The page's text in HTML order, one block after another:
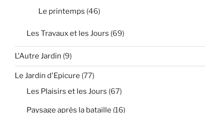
Le printemps (46)
Les Travaux et les Jours (69)
L'Autre Jardin (9)
Le Jardin d'Epicure (77)
Les Plaisirs et les Jours (67)
Paysage après la bataille (16)